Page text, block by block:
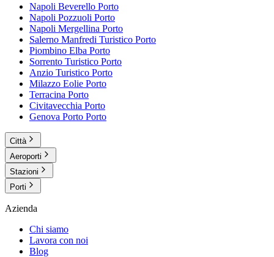
Napoli Beverello Porto
Napoli Pozzuoli Porto
Napoli Mergellina Porto
Salerno Manfredi Turistico Porto
Piombino Elba Porto
Sorrento Turistico Porto
Anzio Turistico Porto
Milazzo Eolie Porto
Terracina Porto
Civitavecchia Porto
Genova Porto Porto
Città
Aeroporti
Stazioni
Porti
Azienda
Chi siamo
Lavora con noi
Blog